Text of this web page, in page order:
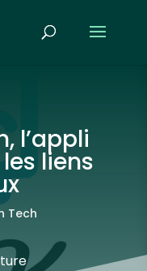
l’appli
liens
Tech